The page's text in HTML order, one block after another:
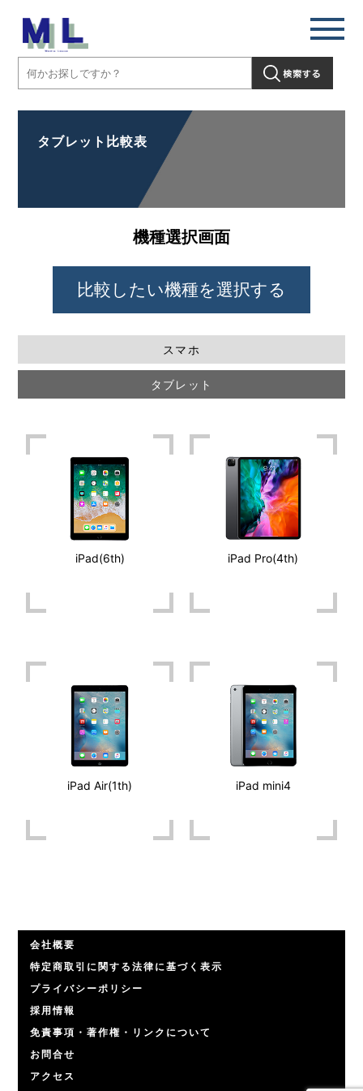
タブレット比較表
機種選択画面
スマホ
タブレット
iPad(6th) iPad Pro(4th)
iPad Air(1th) iPad mini4
会社概要
特定商取引に関する法律に基づく表示
プライバシーポリシー
採用情報
免責事項・著作権・リンクについて
お問合せ
アクセス